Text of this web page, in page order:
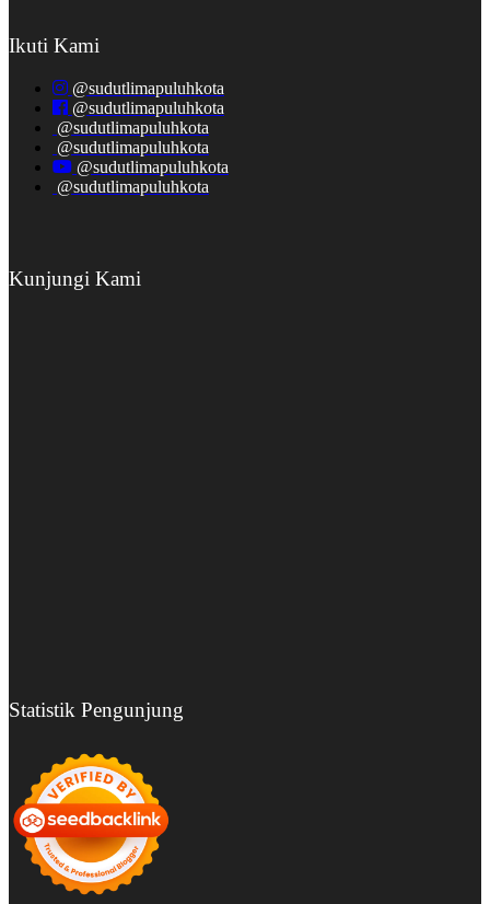
Ikuti Kami
@sudutlimapuluhkota
@sudutlimapuluhkota
@sudutlimapuluhkota
@sudutlimapuluhkota
@sudutlimapuluhkota
@sudutlimapuluhkota
Kunjungi Kami
Statistik Pengunjung